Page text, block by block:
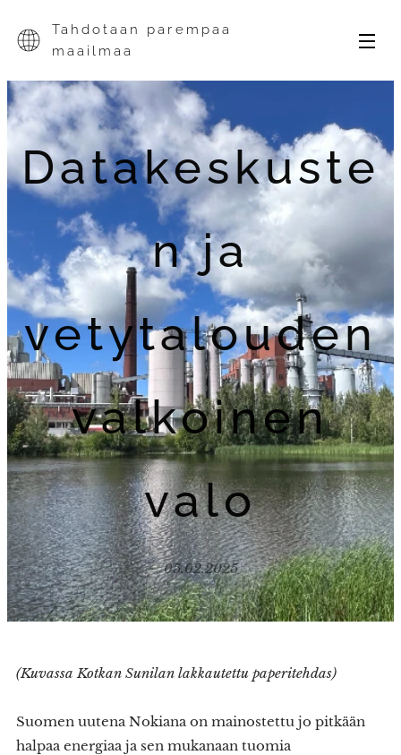
Tahdotaan parempaa
maailmaa
Datakeskuste
n ja
vetytalouden
valkoinen
valo
05.02.2025
(Kuvassa Kotkan Sunilan lakkautettu paperitehdas)
Suomen uutena Nokiana on mainostettu jo pitkään
halpaa energiaa ja sen mukanaan tuomia